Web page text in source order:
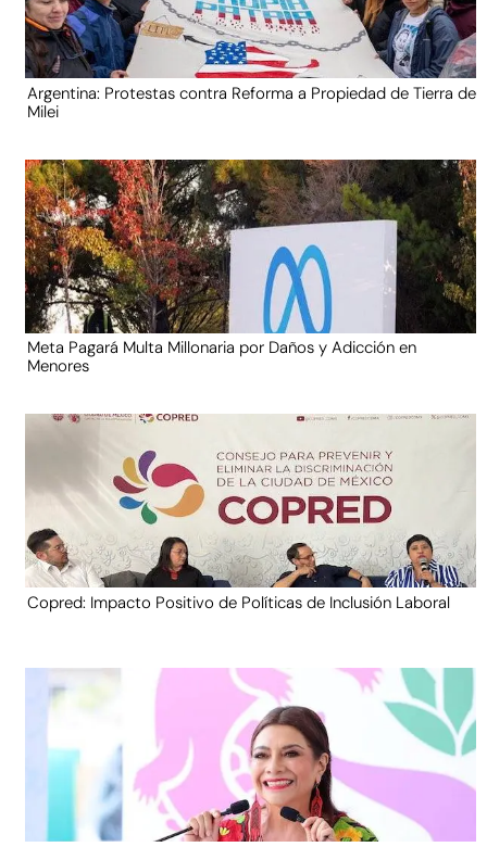
Argentina: Protestas contra Reforma a Propiedad de Tierra de
Milei
Meta Pagará Multa Millonaria por Daños y Adicción en
Menores
Copred: Impacto Positivo de Políticas de Inclusión Laboral